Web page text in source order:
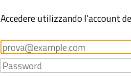
Accedere utilizzando l'account